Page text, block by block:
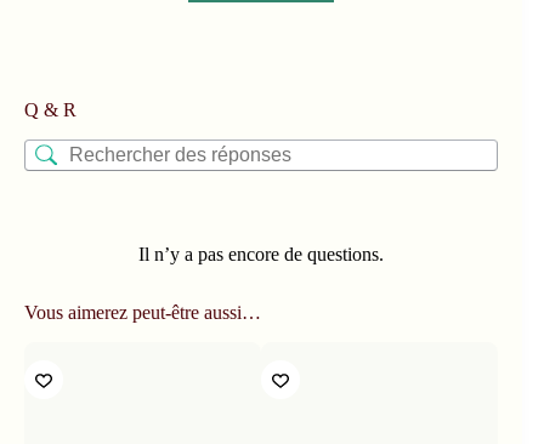
Q & R
Il n’y a pas encore de questions.
Vous aimerez peut-être aussi…